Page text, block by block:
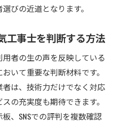
びの近道となります。
工事士を判断する方法
者の生の声を反映している
いて重要な判断材料です。
は、技術力だけでなく対応
の充実度も期待できます。
、SNSでの評判を複数確認